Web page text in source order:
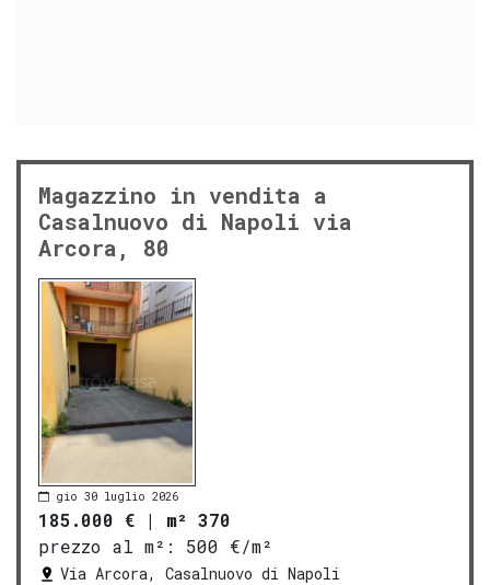
Magazzino in vendita a
Casalnuovo di Napoli via
Arcora, 80
gio 30 luglio 2026
185.000 € | m² 370
prezzo al m²:
500 €/m²
Via Arcora, Casalnuovo di Napoli